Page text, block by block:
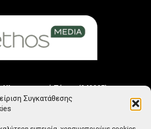
Συγκατάθεσης
Τύπου (242225)